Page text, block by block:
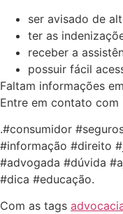
ser avisado de
ter as
receber a
possuir fácil
Faltam informações
Entre em contato
.#consumidor
#informação #direito
#advogada #dúvida
#dica #educação.
Com as tags